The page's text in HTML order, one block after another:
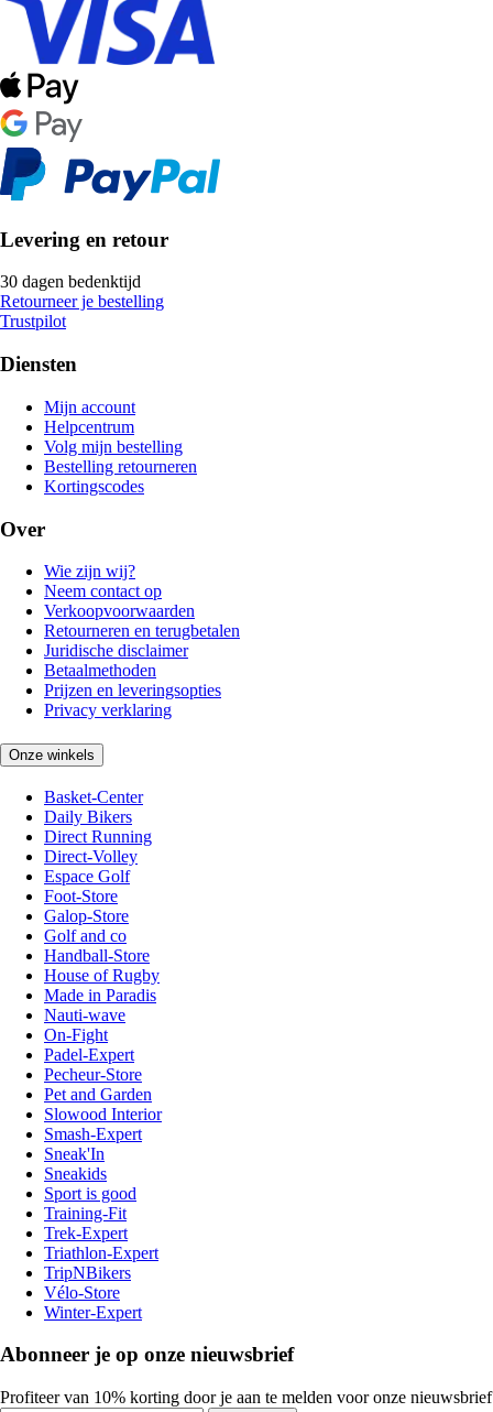
Levering en retour
30 dagen bedenktijd
Retourneer je bestelling
Trustpilot
Diensten
Mijn account
Helpcentrum
Volg mijn bestelling
Bestelling retourneren
Kortingscodes
Over
Wie zijn wij?
Neem contact op
Verkoopvoorwaarden
Retourneren en terugbetalen
Juridische disclaimer
Betaalmethoden
Prijzen en leveringsopties
Privacy verklaring
Onze winkels
Basket-Center
Daily Bikers
Direct Running
Direct-Volley
Espace Golf
Foot-Store
Galop-Store
Golf and co
Handball-Store
House of Rugby
Made in Paradis
Nauti-wave
On-Fight
Padel-Expert
Pecheur-Store
Pet and Garden
Slowood Interior
Smash-Expert
Sneak'In
Sneakids
Sport is good
Training-Fit
Trek-Expert
Triathlon-Expert
TripNBikers
Vélo-Store
Winter-Expert
Abonneer je op onze nieuwsbrief
Profiteer van 10% korting door je aan te melden voor onze nieuwsbrief